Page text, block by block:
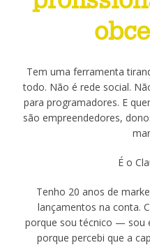
Tem uma ferramenta
todo. Não é rede social.
para programadores. E
são empreendedores,
É o
Tenho 20 anos de
lançamentos na conta.
porque sou técnico — sou
porque percebi que a